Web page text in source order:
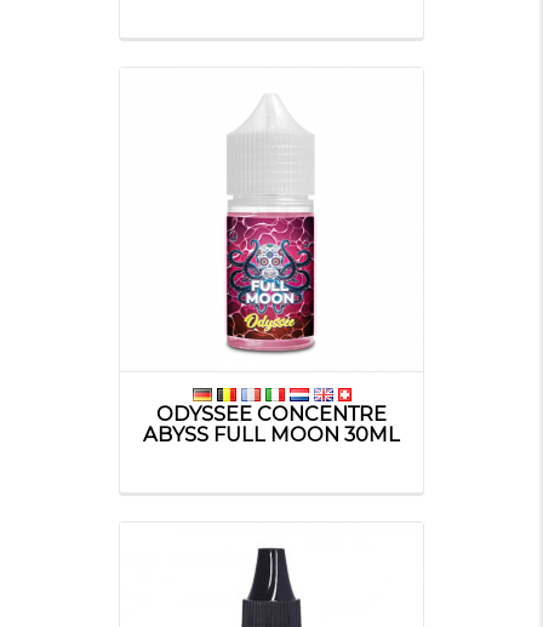
ODYSSEE CONCENTRE
ABYSS FULL MOON 30ML